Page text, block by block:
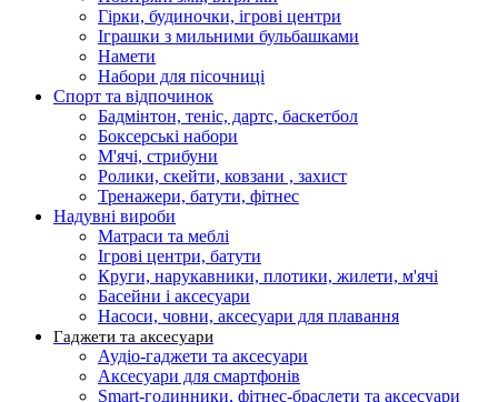
Гірки, будиночки, ігрові центри
Іграшки з мильними бульбашками
Намети
Набори для пісочниці
Спорт та відпочинок
Бадмінтон, теніс, дартс, баскетбол
Боксерські набори
М'ячі, стрибуни
Ролики, скейти, ковзани , захист
Тренажери, батути, фітнес
Надувні вироби
Матраси та меблі
Ігрові центри, батути
Круги, нарукавники, плотики, жилети, м'ячі
Басейни і аксесуари
Насоси, човни, аксесуари для плавання
Гаджети та аксесуари
Аудіо-гаджети та аксесуари
Аксесуари для смартфонів
Smart-годинники, фітнес-браслети та аксесуари